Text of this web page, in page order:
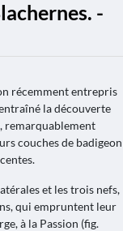
-
récemment entrepris
la découverte
remarquablement
couches de badigeon
et les trois nefs,
qui empruntent leur
à la Passion (fig.